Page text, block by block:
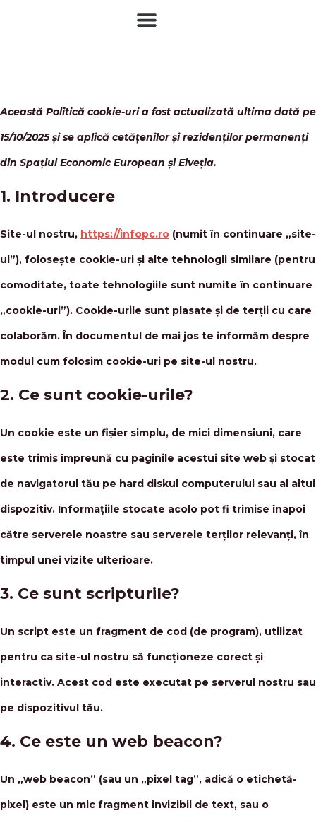
Această Politică cookie-uri a fost actualizată ultima dată pe
15/10/2025 și se aplică cetățenilor și rezidenților permanenți
din Spațiul Economic European și Elveția.
1. Introducere
Site-ul nostru, https://infopc.ro (numit în continuare „site-
ul”), folosește cookie-uri și alte tehnologii similare (pentru
comoditate, toate tehnologiile sunt numite în continuare
„cookie-uri”). Cookie-urile sunt plasate și de terții cu care
colaborăm. În documentul de mai jos te informăm despre
modul cum folosim cookie-uri pe site-ul nostru.
2. Ce sunt cookie-urile?
Un cookie este un fișier simplu, de mici dimensiuni, care
este trimis împreună cu paginile acestui site web și stocat
de navigatorul tău pe hard diskul computerului sau al altui
dispozitiv. Informațiile stocate acolo pot fi trimise înapoi
către serverele noastre sau serverele terților relevanți, în
timpul unei vizite ulterioare.
3. Ce sunt scripturile?
Un script este un fragment de cod (de program), utilizat
pentru ca site-ul nostru să funcționeze corect și
interactiv. Acest cod este executat pe serverul nostru sau
pe dispozitivul tău.
4. Ce este un web beacon?
Un „web beacon” (sau un „pixel tag”, adică o etichetă-
pixel) este un mic fragment invizibil de text, sau o
Consent
to
Consent
to
Consent
to
Consent
to
Consent
to
Consent
to
Consent
to